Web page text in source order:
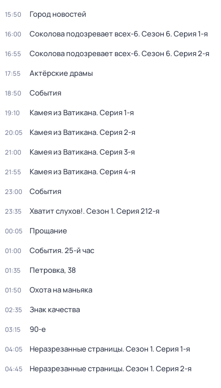
15:50 Город новостей
16:00 Соколова подозревает всех-6. Сезон 6. Серия 1-я
16:55 Соколова подозревает всех-6. Сезон 6. Серия 2-я
17:55 Актёрские драмы
18:50 События
19:10 Камея из Ватикана. Серия 1-я
20:05 Камея из Ватикана. Серия 2-я
21:00 Камея из Ватикана. Серия 3-я
21:55 Камея из Ватикана. Серия 4-я
23:00 События
23:35 Хватит слухов!. Сезон 1. Серия 212-я
00:05 Прощание
01:00 События. 25-й час
01:35 Петровка, 38
01:50 Охота на маньяка
02:35 Знак качества
03:15 90-е
04:05 Неразрезанные страницы. Сезон 1. Серия 1-я
04:45 Неразрезанные страницы. Сезон 1. Серия 2-я